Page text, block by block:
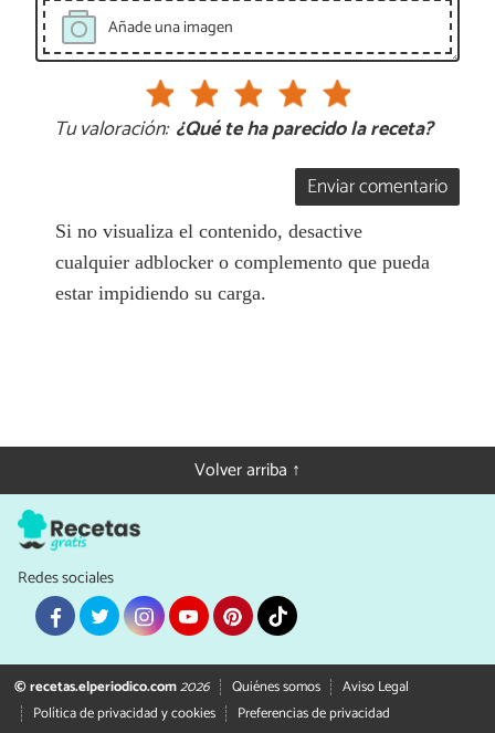
Añade una imagen
Tu valoración: ¿Qué te ha parecido la receta?
Enviar comentario
Si no visualiza el contenido, desactive
cualquier adblocker o complemento que pueda
estar impidiendo su carga.
Volver arriba ↑
Redes sociales
© recetas.elperiodico.com2026 Quiénes somos
Aviso Legal
Política de privacidad y cookies
Preferencias de privacidad